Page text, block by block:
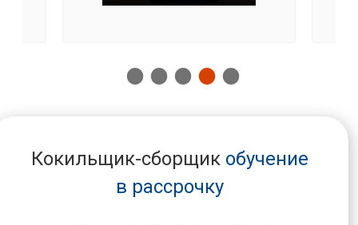
Кокильщик-сборщикобучение
в рассрочку